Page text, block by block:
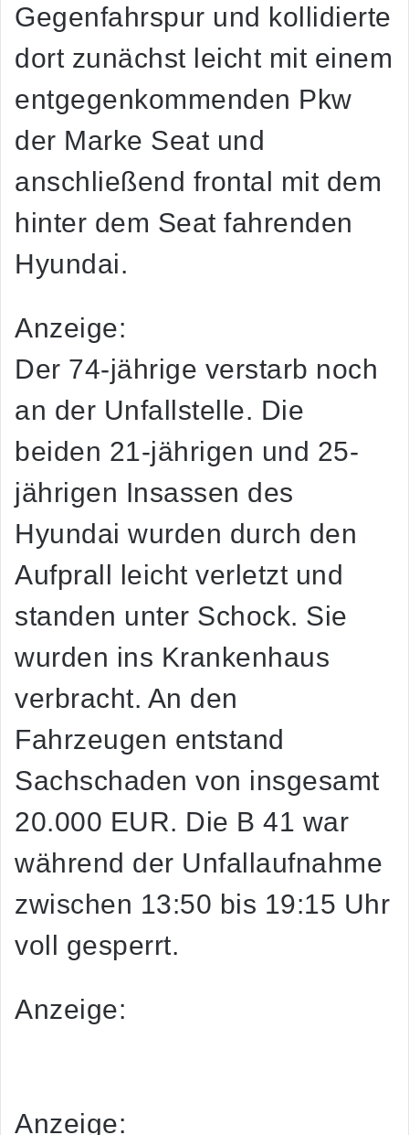
Gegenfahrspur und kollidierte
dort zunächst leicht mit einem
entgegenkommenden Pkw
der Marke Seat und
anschließend frontal mit dem
hinter dem Seat fahrenden
Hyundai.
Anzeige:
Der 74-jährige verstarb noch
an der Unfallstelle. Die
beiden 21-jährigen und 25-
jährigen Insassen des
Hyundai wurden durch den
Aufprall leicht verletzt und
standen unter Schock. Sie
wurden ins Krankenhaus
verbracht. An den
Fahrzeugen entstand
Sachschaden von insgesamt
20.000 EUR. Die B 41 war
während der Unfallaufnahme
zwischen 13:50 bis 19:15 Uhr
voll gesperrt.
Anzeige:
Anzeige: